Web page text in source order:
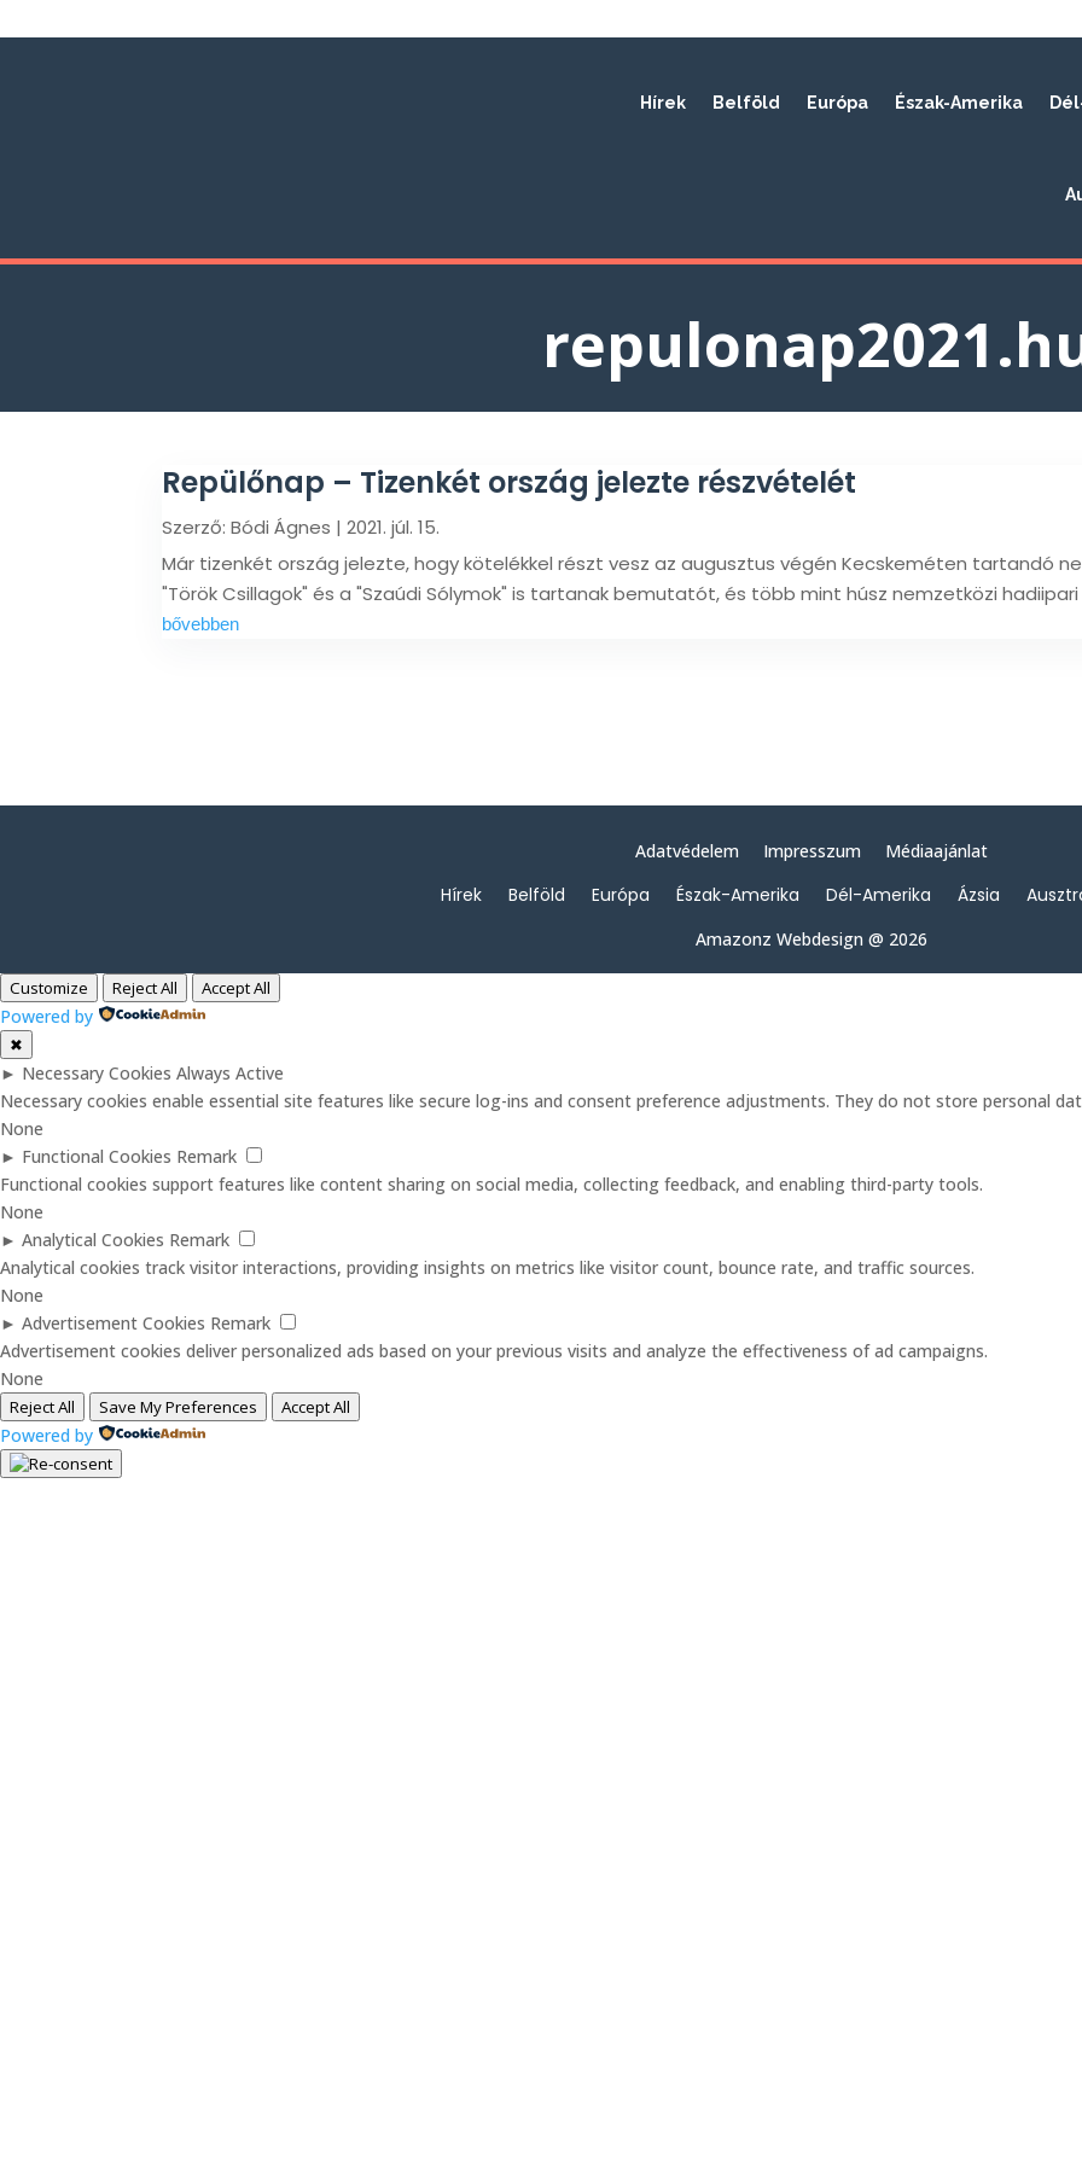
Hírek Belföld Európa Észak-Amerika
Repülőnap – Tizenkét ország jelezte részvételét
Szerző:Bódi Ágnes |2021. júl. 15.
Már tizenkét ország jelezte, hogy kötelékkel részt vesz az augusztus végén Kecskeméten tartandó
"Török Csillagok" és a "Szaúdi Sólymok" is tartanak bemutatót, és több mint húsz nemzetközi
bővebben
Adatvédelem Impresszum Médiaajánlat
Hírek Belföld Európa Észak-Amerika Dél-Amerika Ázsia
Amazonz Webdesign @ 2026
Customize Reject All Accept All
Powered by
✖
► Necessary Cookies Always Active
Necessary cookies enable essential site features like secure log-ins and consent preference adjustments. They do not store personal
None
► Functional Cookies Remark
Functional cookies support features like content sharing on social media, collecting feedback, and enabling third-party tools.
None
► Analytical Cookies Remark
Analytical cookies track visitor interactions, providing insights on metrics like visitor count, bounce rate, and traffic sources.
None
► Advertisement Cookies Remark
Advertisement cookies deliver personalized ads based on your previous visits and analyze the effectiveness of ad campaigns.
None
Reject All Save My Preferences Accept All
Powered by